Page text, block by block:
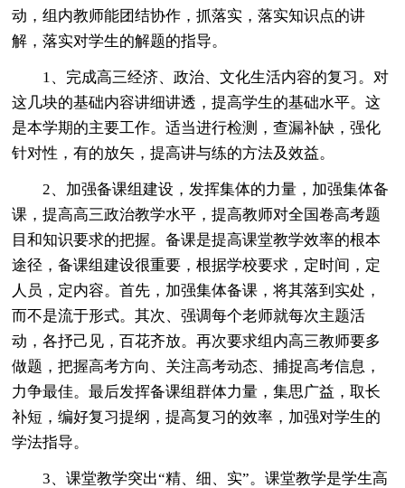
动，组内教师能团结协作，抓落实，落实知识点的讲
解，落实对学生的解题的指导。
1、完成高三经济、政治、文化生活内容的复习。对
这几块的基础内容讲细讲透，提高学生的基础水平。这
是本学期的主要工作。适当进行检测，查漏补缺，强化
针对性，有的放矢，提高讲与练的方法及效益。
2、加强备课组建设，发挥集体的力量，加强集体备
课，提高高三政治教学水平，提高教师对全国卷高考题
目和知识要求的把握。备课是提高课堂教学效率的根本
途径，备课组建设很重要，根据学校要求，定时间，定
人员，定内容。首先，加强集体备课，将其落到实处，
而不是流于形式。其次、强调每个老师就每次主题活
动，各抒己见，百花齐放。再次要求组内高三教师要多
做题，把握高考方向、关注高考动态、捕捉高考信息，
力争最佳。最后发挥备课组群体力量，集思广益，取长
补短，编好复习提纲，提高复习的效率，加强对学生的
学法指导。
3、课堂教学突出“精、细、实”。课堂教学是学生高